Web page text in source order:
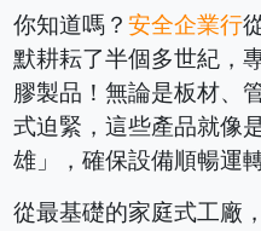
你知道嗎？安全企業行
默耕耘了半個多世紀，
膠製品！無論是板材、
式迫緊，這些產品就像
雄」，確保設備順暢運
從最基礎的家庭式工廠